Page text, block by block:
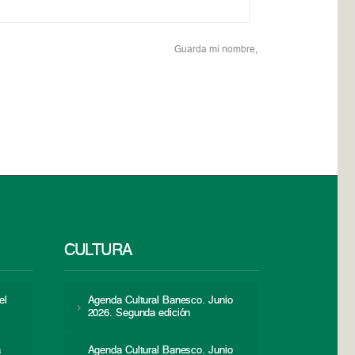
Guarda mi nombre,
CULTURA
Agenda Cultural Banesco. Junio
2026. Segunda edición
Agenda Cultural Banesco. Junio